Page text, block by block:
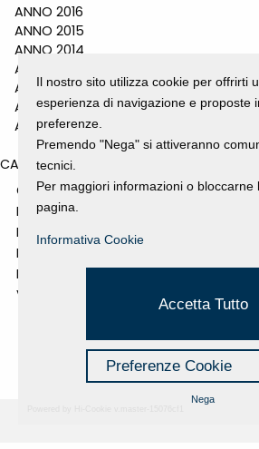
ANNO 2016
ANNO 2015
ANNO 2014
ANNO 2011
ANNO 2010
ANNO 2009
ANNO 2008
CATEGORIES
GALLERY
MOSTRE E EVENTI
NEWS
PROGETTI SOSTENUTI
RASSEGNA STAMPA
VIDEO
Il nostro sito utilizza cookie per offrirti
esperienza di navigazione e proposte
preferenze.
Premendo "Nega" si attiveranno
tecnici.
Per maggiori informazioni o bloccarne
pagina.
Informativa Cookie
Accetta Tutto
Preferenze Cookie
Nega